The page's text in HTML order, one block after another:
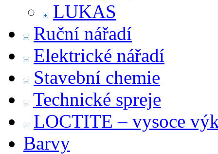
LUKAS
Ruční nářadí
Elektrické nářadí
Stavební chemie
Technické spreje
LOCTITE – vysoce
Barvy